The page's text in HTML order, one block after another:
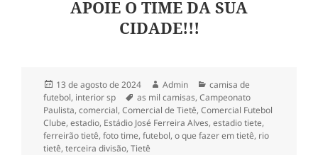
APOIE O TIME DA SUA
CIDADE!!!
Publicado
em
13 de agosto de 2024 Autor
Admin Categorias
camisa de
futebol, interior sp Tags
as mil camisas,Campeonato
Paulista,comercial,Comercial de Tietê,Comercial Futebol
Clube,estadio, Estádio José Ferreira Alves,estadio tiete,
ferreirão tietê,foto time,futebol,o que fazer em tietê, rio
tietê,terceira divisão,Tietê